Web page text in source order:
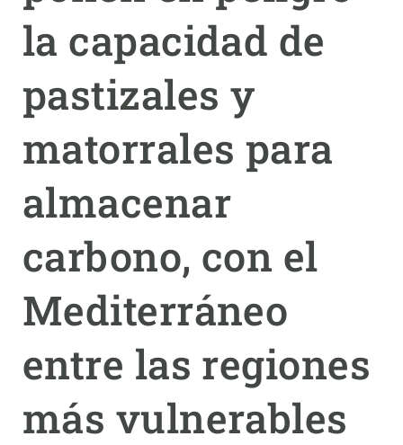
la capacidad de
pastizales y
matorrales para
almacenar
carbono, con el
Mediterráneo
entre las regiones
más vulnerables